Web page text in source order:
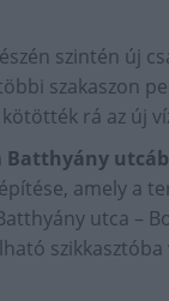
szintén új
szakaszon
rá az új
Batthyány
amely a
utca –
szikkasztóba